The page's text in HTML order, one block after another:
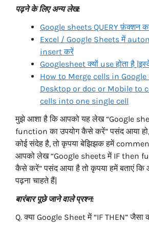
पढ़ने के लिए अन्य लेख:
Google sheets QUERY फ़ंक्शन
Excel / Google Sheets में
insert करें
Googlesheet क्यों use होता है
How to Merge cells in Google
Desktop or doc or Mobile to
cells into one single cell
मुझे आशा है कि आपको यह लेख “Google
function का उपयोग कैसे करें” पसंद आया
कोई संदेह है, तो कृपया बेझिझक हमें
आपको लेख“Google sheets में IF then
कैसे करें” पसंद आया है तो कृपया हमें बताएं
पढ़ना चाहते हैं|
बारंबार पूछे जाने वाले प्रश्न:
Q. क्या Google Sheet में “IF THEN” जैसा